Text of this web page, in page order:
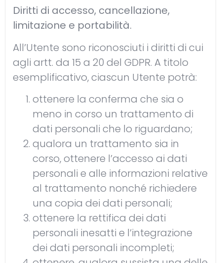
Diritti di accesso, cancellazione,
limitazione e portabilità.
All’Utente sono riconosciuti i diritti di cui
agli artt. da 15 a 20 del GDPR. A titolo
esemplificativo, ciascun Utente potrà:
ottenere la conferma che sia o
meno in corso un trattamento di
dati personali che lo riguardano;
qualora un trattamento sia in
corso, ottenere l’accesso ai dati
personali e alle informazioni relative
al trattamento nonché richiedere
una copia dei dati personali;
ottenere la rettifica dei dati
personali inesatti e l’integrazione
dei dati personali incompleti;